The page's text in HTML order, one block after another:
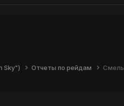
Sky") Отчеты по рейдам